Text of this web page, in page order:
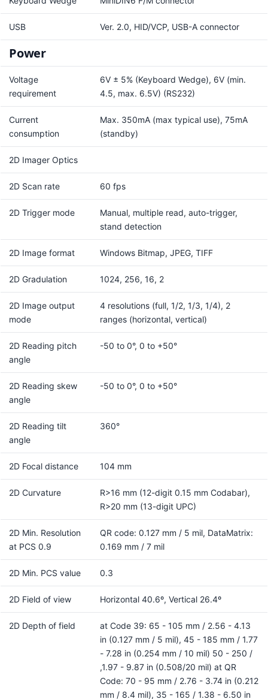
USB Ver. 2.0, HID/VCP, USB-A connector
Power
Voltage
requirement
6V ± 5% (Keyboard Wedge), 6V (min.
4.5, max. 6.5V) (RS232)
Current
consumption
Max. 350mA (max typical use), 75mA
(standby)
2D Imager Optics
2D Scan rate 60 fps
2D Trigger mode
Manual, multiple read, auto-trigger,
stand detection
2D Image format Windows Bitmap, JPEG, TIFF
2D Gradulation 1024, 256, 16, 2
2D Image output
mode
4 resolutions (full, 1/2, 1/3, 1/4), 2
ranges (horizontal, vertical)
2D Reading pitch
angle
-50 to 0°, 0 to +50°
2D Reading skew
angle
-50 to 0°, 0 to +50°
2D Reading tilt
angle
360°
2D Focal distance 104 mm
2D Curvature
R>16 mm (12-digit 0.15 mm Codabar),
R>20 mm (13-digit UPC)
2D Min. Resolution
at PCS 0.9
QR code: 0.127 mm / 5 mil, DataMatrix:
0.169 mm / 7 mil
2D Min. PCS value 0.3
2D Field of view Horizontal 40.6º, Vertical 26.4º
2D Depth of field
at Code 39: 65 - 105 mm / 2.56 - 4.13
in (0.127 mm / 5 mil), 45 - 185 mm / 1.77
- 7.28 in (0.254 mm / 10 mil) 50 - 250 /
,1.97 - 9.87 in (0.508/20 mil) at QR
Code: 70 - 95 mm / 2.76 - 3.74 in (0.212
mm / 8.4 mil), 35 - 165 / 1.38 - 6.50 in